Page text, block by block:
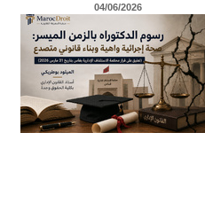
04/06/2026